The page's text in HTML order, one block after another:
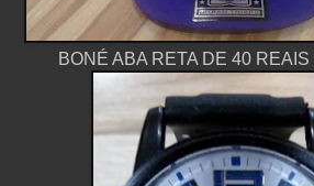
BONÉ ABA RETA DE 40